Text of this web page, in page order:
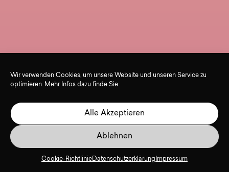
Wir verwenden Cookies, um unsere Website und unseren Service zu
optimieren. Mehr Infos dazu finde Sie
Alle Akzeptieren
Ablehnen
Cookie-RichtlinieDatenschutzerklärung Impressum